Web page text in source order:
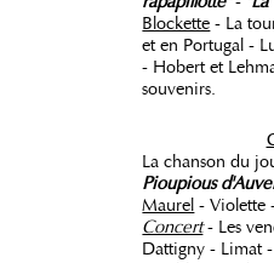
Blockette - La
et en Portugal -
- Hobert et
souvenirs.
La chanson du
Pioupious
Maurel - Violette
Concert- Les
Dattigny - Limat -